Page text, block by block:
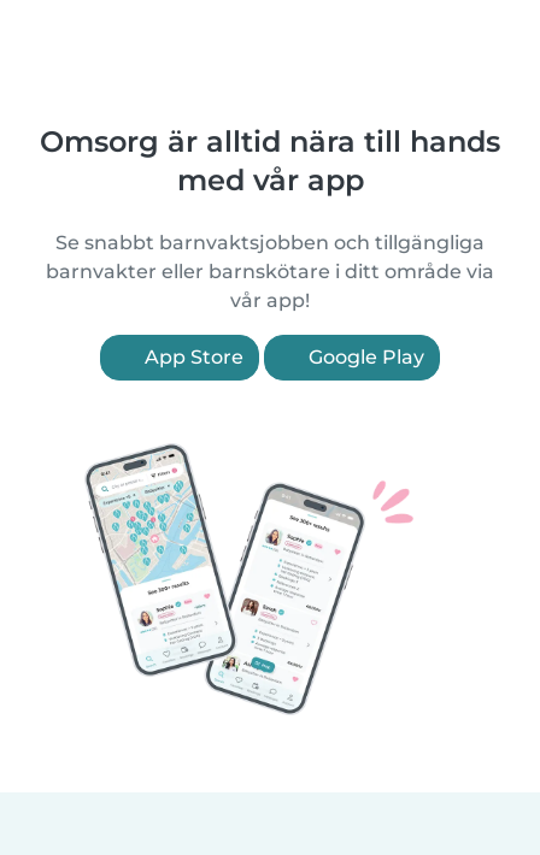
Omsorg är alltid nära till hands
med vår app
Se snabbt barnvaktsjobben och tillgängliga
barnvakter eller barnskötare i ditt område via
vår app!
App Store Google Play